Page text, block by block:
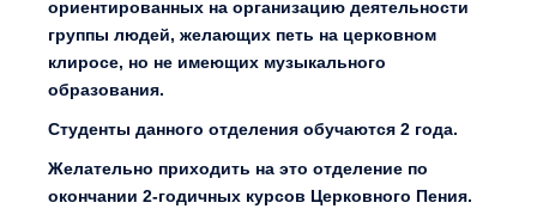
ориентированных на организацию деятельности
группы людей, желающих петь на церковном
клиросе, но не имеющих музыкального
образования.
Студенты данного отделения обучаются 2 года.
Желательно приходить на это отделение по
окончании 2-годичных курсов Церковного Пения.